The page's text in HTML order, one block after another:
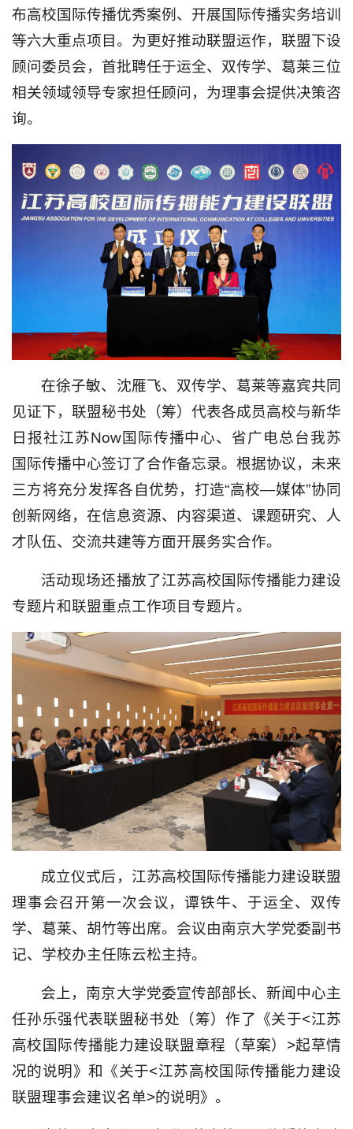
布高校国际传播优秀案例、开展国际传播实务培训
等六大重点项目。为更好推动联盟运作，联盟下设
顾问委员会，首批聘任于运全、双传学、葛莱三位
相关领域领导专家担任顾问，为理事会提供决策咨
询。
在徐子敏、沈雁飞、双传学、葛莱等嘉宾共同
见证下，联盟秘书处（筹）代表各成员高校与新华
日报社江苏Now国际传播中心、省广电总台我苏
国际传播中心签订了合作备忘录。根据协议，未来
三方将充分发挥各自优势，打造“高校—媒体”协同
创新网络，在信息资源、内容渠道、课题研究、人
才队伍、交流共建等方面开展务实合作。
活动现场还播放了江苏高校国际传播能力建设
专题片和联盟重点工作项目专题片。
成立仪式后，江苏高校国际传播能力建设联盟
理事会召开第一次会议，谭铁牛、于运全、双传
学、葛莱、胡竹等出席。会议由南京大学党委副书
记、学校办主任陈云松主持。
会上，南京大学党委宣传部部长、新闻中心主
任孙乐强代表联盟秘书处（筹）作了《关于<江苏
高校国际传播能力建设联盟章程（草案）>起草情
况的说明》和《关于<江苏高校国际传播能力建设
联盟理事会建议名单>的说明》。